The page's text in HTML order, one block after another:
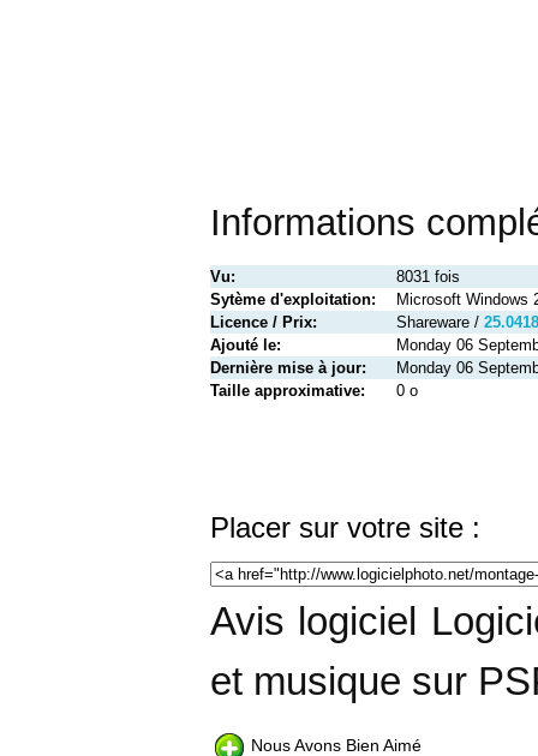
Informations
Vu:
8031 fois
Sytème d'exploitation:
Microsoft Windows
Licence / Prix:
Shareware / 25.0418
Ajouté le:
Monday 06
Dernière mise à jour:
Monday 06
Taille approximative:
0 o
Placer sur votre site :
Avis logiciel
et musique sur
Nous Avons Bien Aimé